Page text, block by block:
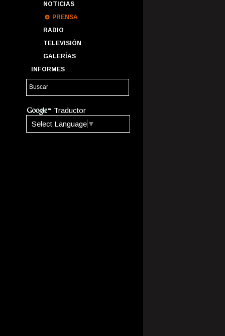
NOTICIAS
PRENSA
RADIO
TELEVISIÓN
GALERÍAS
INFORMES
Traductor
Select Language ▼